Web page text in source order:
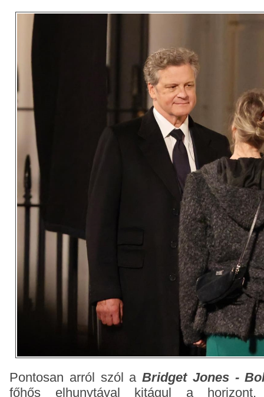
Pontosan arról szól aBridget Jones -
főhős elhunytával kitágul a